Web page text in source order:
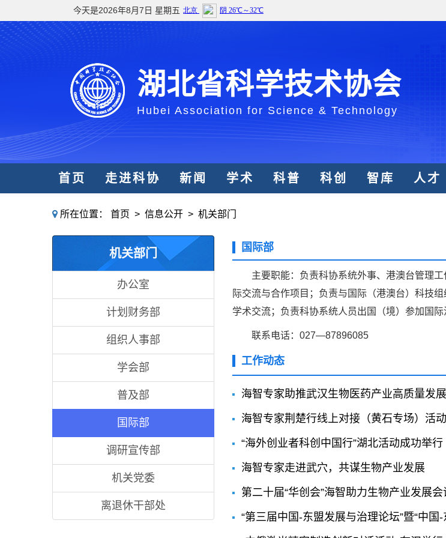
今天是2026年8月7日 星期五
湖北省科学技术协会
Hubei Association for Science & Technology
首页 走进科协 新闻 学术 科普 科创 智库 人才
所在位置： 首页 > 信息公开 > 机关部门
机关部门
办公室
计划财务部
组织人事部
学会部
普及部
国际部
调研宣传部
机关党委
离退休干部处
国际部
主要职能：负责科协系统外事、港澳台管理
际交流与合作项目；负责与国际（港澳台）科技
学术交流；负责科协系统人员出国（境）参加国际
联系电话：027—87896085
工作动态
海智专家助推武汉生物医药产业高质量发展
海智专家荆楚行线上对接（黄石专场）活
“海外创业者科创中国行”湖北活动成功举行
海智专家走进武穴，共谋生物产业发展
第二十届“华创会”海智助力生物产业发展
“第三届中国-东盟发展与治理论坛”暨“中